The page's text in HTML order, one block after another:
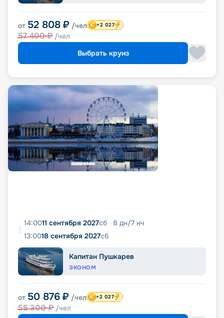
от 52 808 ₽ /чел
57 400₽ /чел
+2 027
Выбрать круиз
14:0011 сентября 2027сб 8 дн/7 нч
13:0018 сентября 2027сб
Капитан Пушкарев
ЭКОНОМ
от 50 876 ₽ /чел
55 300₽ /чел
+2 027